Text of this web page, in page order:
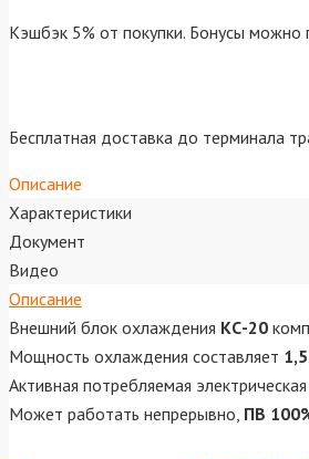
Кэшбэк 5% от покупки. Бонусы можно
Бесплатная доставка до терминала
Описание
Характеристики
Документ
Видео
Описание
Внешний блок охлаждения КС-20
Мощность охлаждения составляет
Активная потребляемая
Может работать непрерывно, ПВ